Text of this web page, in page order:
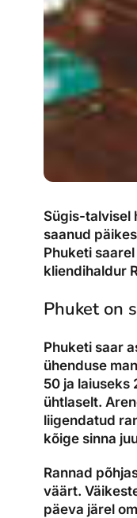
Sügis-talvisel
saanud
Phuketi
kliendihaldur
Phuket on
Phuketi saar
ühenduse
50 ja laiuseks
ühtlaselt.
liigendatud
kõige sinna
Rannad
väärt.
päeva järel